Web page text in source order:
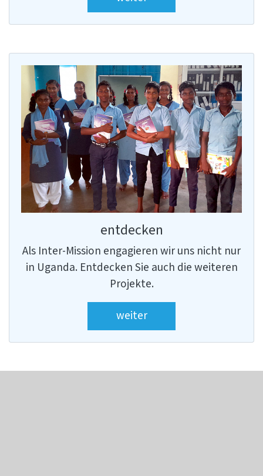
entdecken
Als Inter-Mission engagieren wir uns nicht nur
in Uganda. Entdecken Sie auch die weiteren
Projekte.
weiter